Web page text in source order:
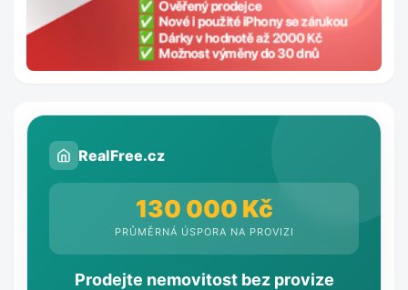
RealFree.cz
130 000 Kč
PRŮMĚRNÁ ÚSPORA NA PROVIZI
Prodejte nemovitost bez provize